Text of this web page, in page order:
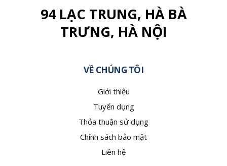
94 LẠC TRUNG, HÀ BÀ
TRƯNG, HÀ NỘI
VỀ CHÚNG TÔI
Giới thiệu
Tuyển dụng
Thỏa thuận sử dụng
Chính sách bảo mật
Liên hệ